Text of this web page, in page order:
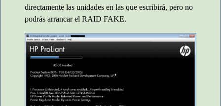
directamente las unidades en las que escribirá, pero no
podrás arrancar el RAID FAKE.